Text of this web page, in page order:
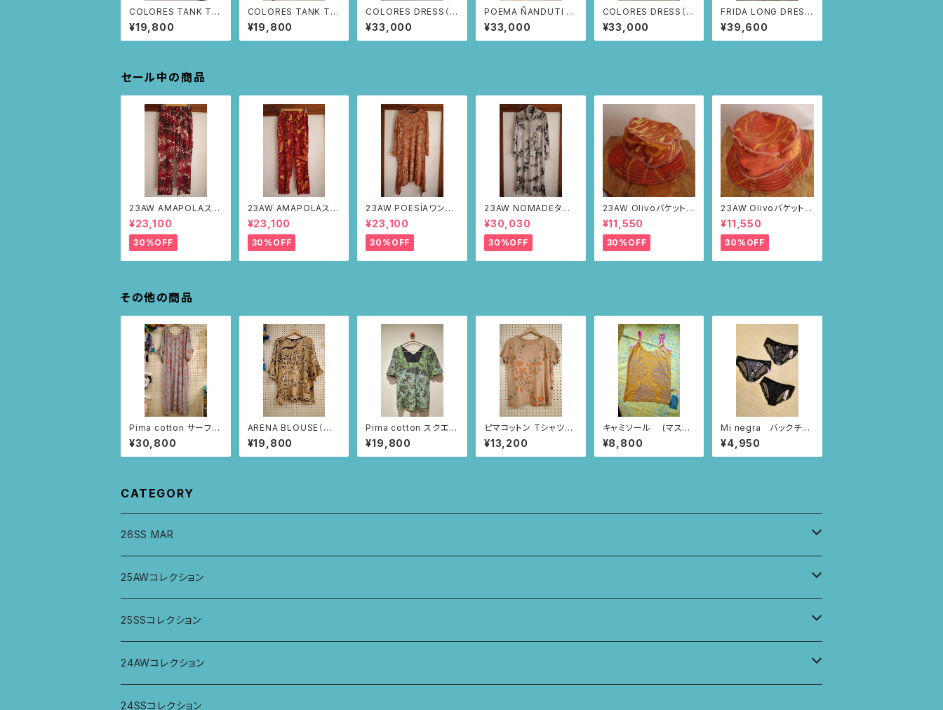
COLORES TANK TO
P（カーキ/白鳥柄) M
サイズ
¥19,800
COLORES TANK TO
P（ピンク/白鳥柄) Lサ
イズ
¥19,800
COLORES DRESS（カ
ーキ/スワン柄)
¥33,000
POEMA ÑANDUTI T
-SHIRT（ブルー）
¥33,000
COLORES DRESS（ラ
イトブルー/スワン柄)
¥33,000
FRIDA LONG DRESS
（ホワイト/フリーダのド
レス柄)
¥39,600
セール中の商品
23AW AMAPOLAステ
ンシルパンツ(ボルドー・
サボテンの山道柄)
¥23,100
30%OFF
23AW AMAPOLAステ
ンシルパンツ(ボルドー・
リーフ柄)
¥23,100
30%OFF
23AW POESÍAワンピ
ース(ブラウン・サボテン
の山道柄)
¥23,100
30%OFF
23AW NOMADEター
トルワンピース(メランジ
グレー・サボテンの山道
柄)
¥30,030
30%OFF
23AW Olivoバケットハ
ット（ブラウン・ポピー
柄）
¥11,550
30%OFF
23AW Olivoバケットハ
ット（ブラウン・ポピー
柄）
¥11,550
30%OFF
その他の商品
Pima cotton サーフチ
ュニック(メランジグレ
ー・マプチェ柄)
¥30,800
ARENA BLOUSE（ベ
ージュ）
¥19,800
Pima cotton スクエア
ネックブラウス (ブラッ
ク/レースとツタ柄)
¥19,800
ピマコットン Tシャツ
(ベージュ/いちごとあり
柄)
¥13,200
キャミソール (マスタ
ードオレンジ/モンステ
ラ柄)
¥8,800
Mi negra バックチュ
ールショーツ（ブラック/
ならんだハート柄、ニャ
ンドゥティ柄、インドの
¥4,950
CATEGORY
26SS MAR
トップス
ジャケット、羽織
パンツ
ワンピース
25AWコレクション
トップス
パンツ
スカート
25SSコレクション
トップス
パンツ
24AWコレクション
ワイドパンツ
24SSコレクション